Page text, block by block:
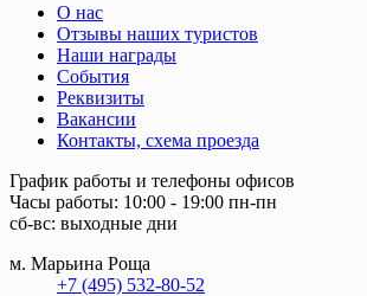
О нас
Отзывы наших туристов
Наши награды
События
Реквизиты
Вакансии
Контакты, схема проезда
График работы и телефоны офисов
Часы работы: 10:00 - 19:00 пн-пн
сб-вс: выходные дни
м. Марьина Роща
+7 (495) 532-80-52